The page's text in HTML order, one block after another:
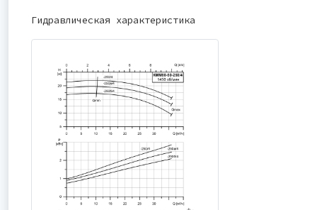
Гидравлическая характеристика